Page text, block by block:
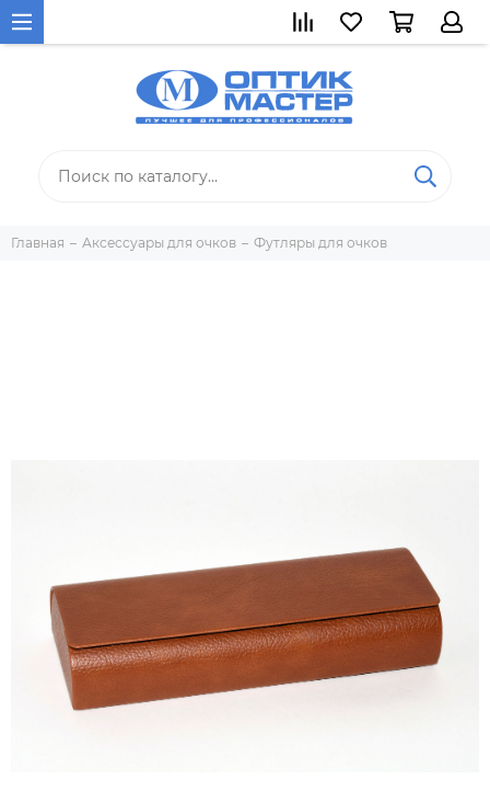
Главная Аксессуары для очков Футляры для очков